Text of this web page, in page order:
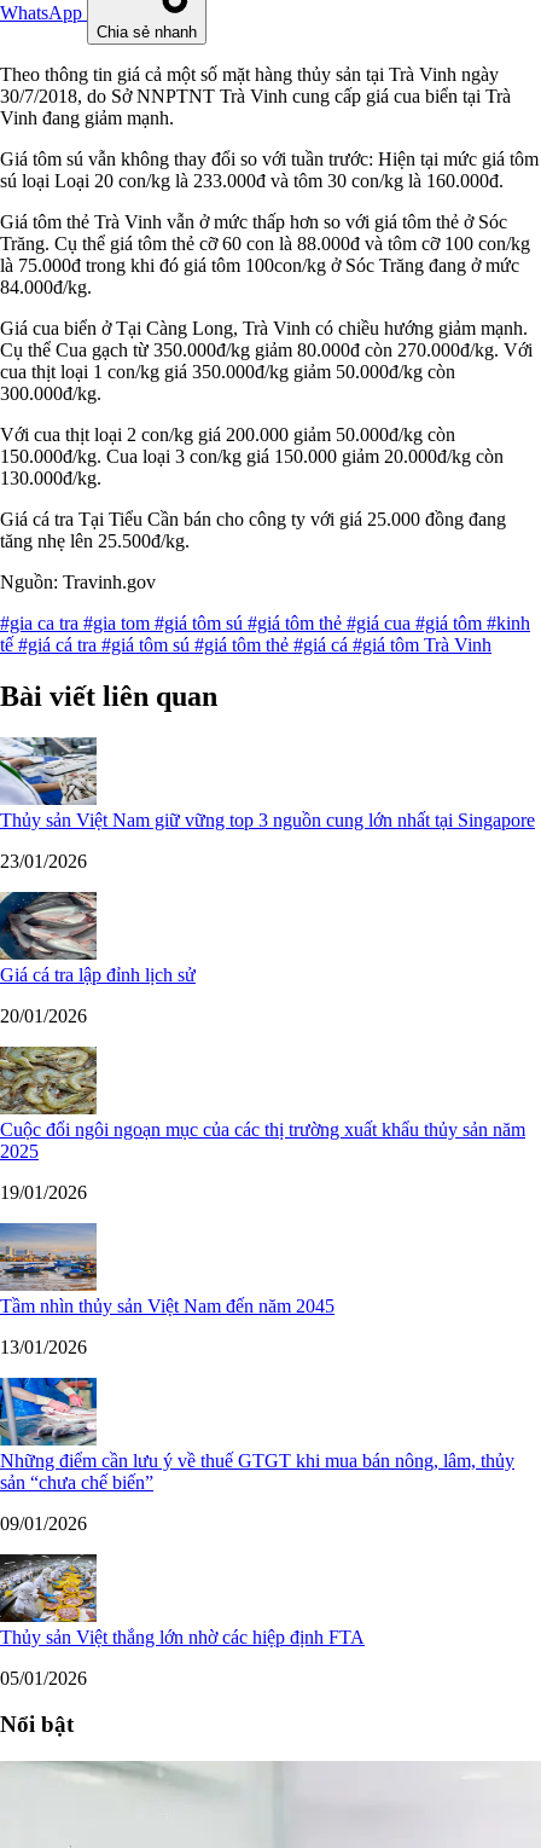
WhatsApp
Chia sẻ nhanh
Theo thông tin giá cả một số mặt hàng thủy sản tại Trà Vinh ngày
30/7/2018, do Sở NNPTNT Trà Vinh cung cấp giá cua biển tại Trà
Vinh đang giảm mạnh.
Giá tôm sú vẫn không thay đổi so với tuần trước: Hiện tại mức giá tôm
sú loại Loại 20 con/kg là 233.000đ và tôm 30 con/kg là 160.000đ.
Giá tôm thẻ Trà Vinh vẫn ở mức thấp hơn so với giá tôm thẻ ở Sóc
Trăng. Cụ thể giá tôm thẻ cỡ 60 con là 88.000đ và tôm cỡ 100 con/kg
là 75.000đ trong khi đó giá tôm 100con/kg ở Sóc Trăng đang ở mức
84.000đ/kg.
Giá cua biển ở Tại Càng Long, Trà Vinh có chiều hướng giảm mạnh.
Cụ thể Cua gạch từ 350.000đ/kg giảm 80.000đ còn 270.000đ/kg. Với
cua thịt loại 1 con/kg giá 350.000đ/kg giảm 50.000đ/kg còn
300.000đ/kg.
Với cua thịt loại 2 con/kg giá 200.000 giảm 50.000đ/kg còn
150.000đ/kg. Cua loại 3 con/kg giá 150.000 giảm 20.000đ/kg còn
130.000đ/kg.
Giá cá tra Tại Tiểu Cần bán cho công ty với giá 25.000 đồng đang
tăng nhẹ lên 25.500đ/kg.
Nguồn: Travinh.gov
#gia ca tra #gia tom #giá tôm sú #giá tôm thẻ #giá cua #giá tôm #kinh
tế #giá cá tra #giá tôm sú #giá tôm thẻ #giá cá #giá tôm Trà Vinh
Bài viết liên quan
Thủy sản Việt Nam giữ vững top 3 nguồn cung lớn nhất tại Singapore
23/01/2026
Giá cá tra lập đỉnh lịch sử
20/01/2026
Cuộc đổi ngôi ngoạn mục của các thị trường xuất khẩu thủy sản năm
2025
19/01/2026
Tầm nhìn thủy sản Việt Nam đến năm 2045
13/01/2026
Những điểm cần lưu ý về thuế GTGT khi mua bán nông, lâm, thủy
sản “chưa chế biến”
09/01/2026
Thủy sản Việt thắng lớn nhờ các hiệp định FTA
05/01/2026
Nổi bật